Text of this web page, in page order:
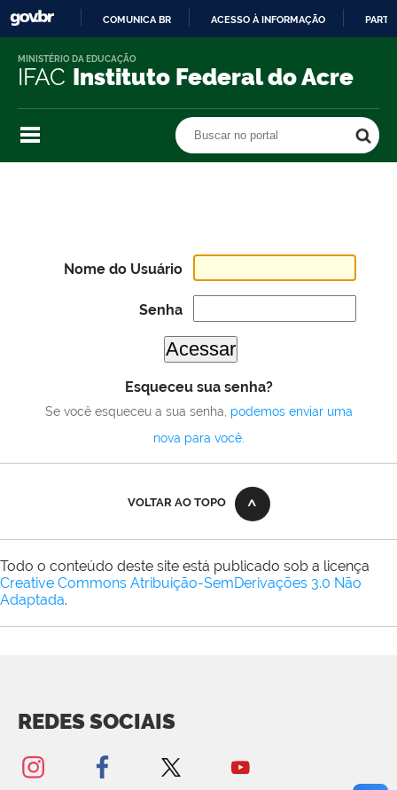
O
COMUNICA BR ACESSO À INFORMAÇÃO
IFAC Instituto Federal do Acre
MINISTÉRIO DA EDUCAÇÃO
Buscar no portal
Nome do Usuário
Senha
Esqueceu sua senha?
Se você esqueceu a sua senha, podemos enviar uma
nova para você.
VOLTAR AO TOPO
Todo o conteúdo deste site está publicado sob a licença
Creative Commons Atribuição-SemDerivações 3.0 Não
Adaptada.
REDES SOCIAIS